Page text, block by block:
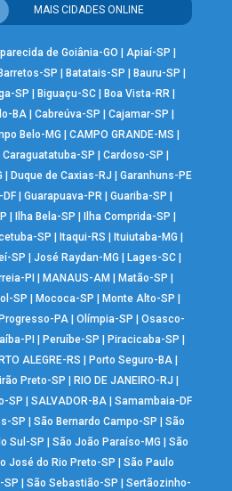
MAIS CIDADES ONLINE
de Goiânia-GO Apiaí-SP
Barretos-SP Batatais-SP Bauru-SP
SP Biguaçu-SC Boa Vista-RR
BA| Cabreúva-SP Cajamar-SP
Belo-MG |CAMPO GRANDE-MS
Caraguatatuba-SP Cardoso-SP
Duque de Caxias-RJ
Garanhuns-PE
DF| Guarapuava-PR| Guariba-SP
Ilha Bela-SP Ilha Comprida-SP
SP Itaqui-RS Ituiutaba-MG
SP José Raydan-MG Lages-SC|
PI MANAUS-AM Matão-SP
SP Mococa-SP Monte Alto-SP
PA |Olímpia-SP |Osasco-
PI Peruíbe-SP Piracicaba-SP
ALEGRE-RS Porto Seguro-BA
Preto-SP RIO DE JANEIRO-RJ
SP SALVADOR-BA| Samambaia-DF
SP |São Bernardo Campo-SP |São
Sul-SP |São João Paraíso-MG |São
José do Rio Preto-SP |São Paulo
SP |São Sebastião-SP |Sertãozinho-